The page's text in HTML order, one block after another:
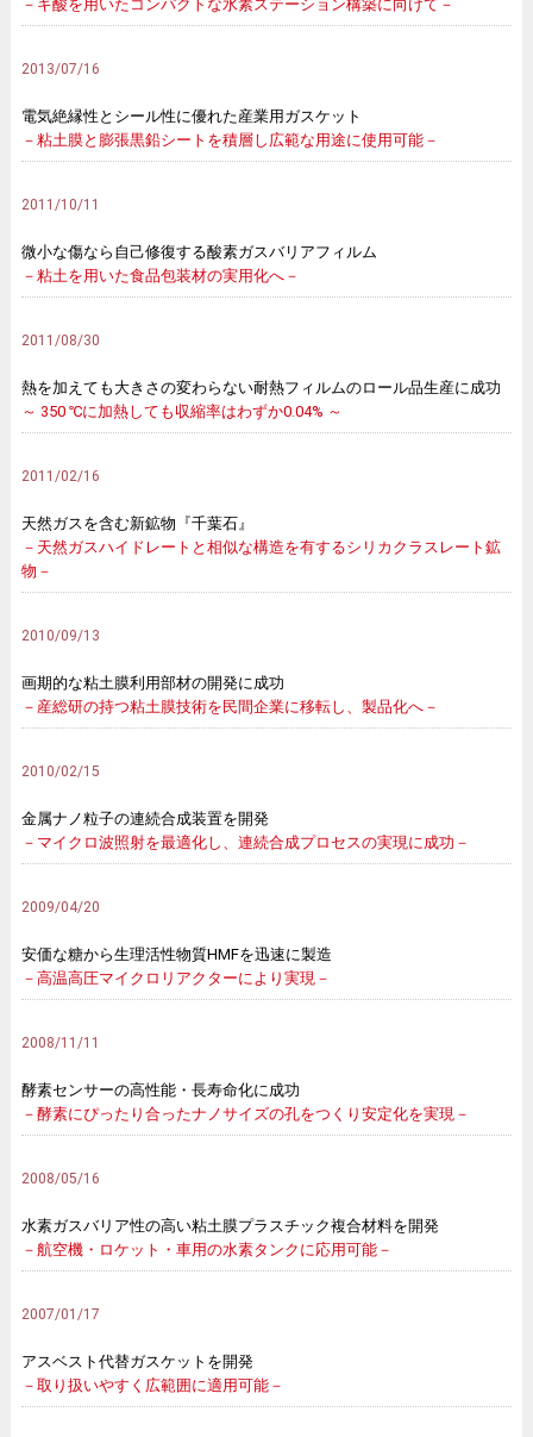
－ギ酸を用いたコンパクトな水素ステーション構築に向けて－
2013/07/16
電気絶縁性とシール性に優れた産業用ガスケット
－粘土膜と膨張黒鉛シートを積層し広範な用途に使用可能－
2011/10/11
微小な傷なら自己修復する酸素ガスバリアフィルム
－粘土を用いた食品包装材の実用化へ－
2011/08/30
熱を加えても大きさの変わらない耐熱フィルムのロール品生産に成功
～ 350 ℃に加熱しても収縮率はわずか0.04% ～
2011/02/16
天然ガスを含む新鉱物『千葉石』
－天然ガスハイドレートと相似な構造を有するシリカクラスレート鉱
物－
2010/09/13
画期的な粘土膜利用部材の開発に成功
－産総研の持つ粘土膜技術を民間企業に移転し、製品化へ－
2010/02/15
金属ナノ粒子の連続合成装置を開発
－マイクロ波照射を最適化し、連続合成プロセスの実現に成功－
2009/04/20
安価な糖から生理活性物質HMFを迅速に製造
－高温高圧マイクロリアクターにより実現－
2008/11/11
酵素センサーの高性能・長寿命化に成功
－酵素にぴったり合ったナノサイズの孔をつくり安定化を実現－
2008/05/16
水素ガスバリア性の高い粘土膜プラスチック複合材料を開発
－航空機・ロケット・車用の水素タンクに応用可能－
2007/01/17
アスベスト代替ガスケットを開発
－取り扱いやすく広範囲に適用可能－